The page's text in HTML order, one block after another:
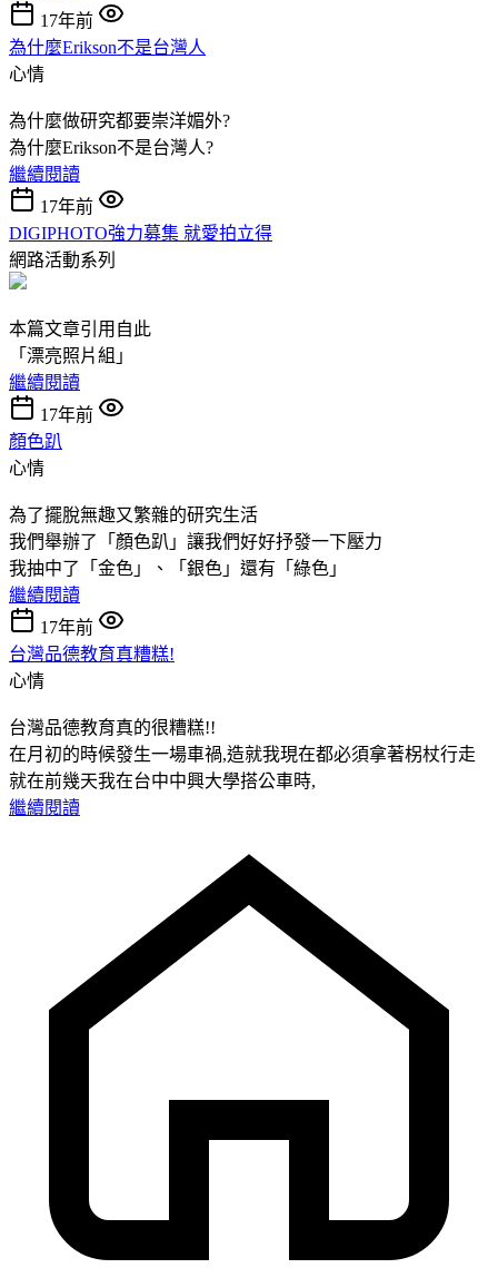
17年前
為什麼Erikson不是台灣人
心情
為什麼做研究都要崇洋媚外?
為什麼Erikson不是台灣人?
繼續閱讀
17年前
DIGIPHOTO強力募集 就愛拍立得
網路活動系列
本篇文章引用自此
「漂亮照片組」
繼續閱讀
17年前
顏色趴
心情
為了擺脫無趣又繁雜的研究生活
我們舉辦了「顏色趴」讓我們好好抒發一下壓力
我抽中了「金色」、「銀色」還有「綠色」
繼續閱讀
17年前
台灣品德教育真糟糕!
心情
台灣品德教育真的很糟糕!!
在月初的時候發生一場車禍,造就我現在都必須拿著柺杖行走
就在前幾天我在台中中興大學搭公車時,
繼續閱讀